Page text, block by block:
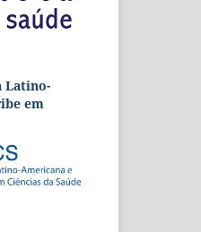
Latino-
em